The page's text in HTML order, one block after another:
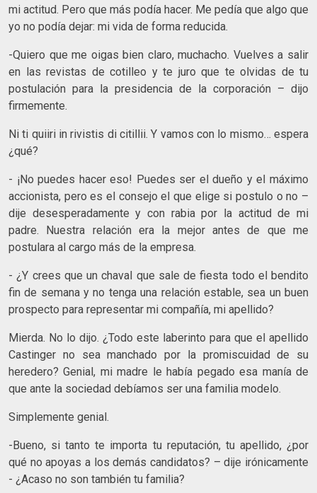
mi actitud. Pero que más podía hacer. Me pedía que algo que
yo no podía dejar: mi vida de forma reducida.
-Quiero que me oigas bien claro, muchacho. Vuelves a salir
en las revistas de cotilleo y te juro que te olvidas de tu
postulación para la presidencia de la corporación – dijo
firmemente.
Ni ti quiiri in rivistis di citillii. Y vamos con lo mismo… espera
¿qué?
- ¡No puedes hacer eso! Puedes ser el dueño y el máximo
accionista, pero es el consejo el que elige si postulo o no –
dije desesperadamente y con rabia por la actitud de mi
padre. Nuestra relación era la mejor antes de que me
postulara al cargo más de la empresa.
- ¿Y crees que un chaval que sale de fiesta todo el bendito
fin de semana y no tenga una relación estable, sea un buen
prospecto para representar mi compañía, mi apellido?
Mierda. No lo dijo. ¿Todo este laberinto para que el apellido
Castinger no sea manchado por la promiscuidad de su
heredero? Genial, mi madre le había pegado esa manía de
que ante la sociedad debíamos ser una familia modelo.
Simplemente genial.
-Bueno, si tanto te importa tu reputación, tu apellido, ¿por
qué no apoyas a los demás candidatos? – dije irónicamente
- ¿Acaso no son también tu familia?